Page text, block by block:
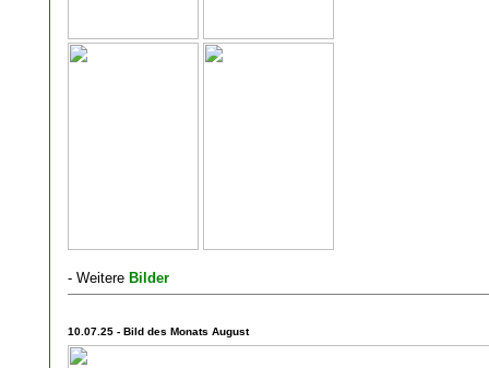
- Weitere Bilder
10.07.25 - Bild des Monats August